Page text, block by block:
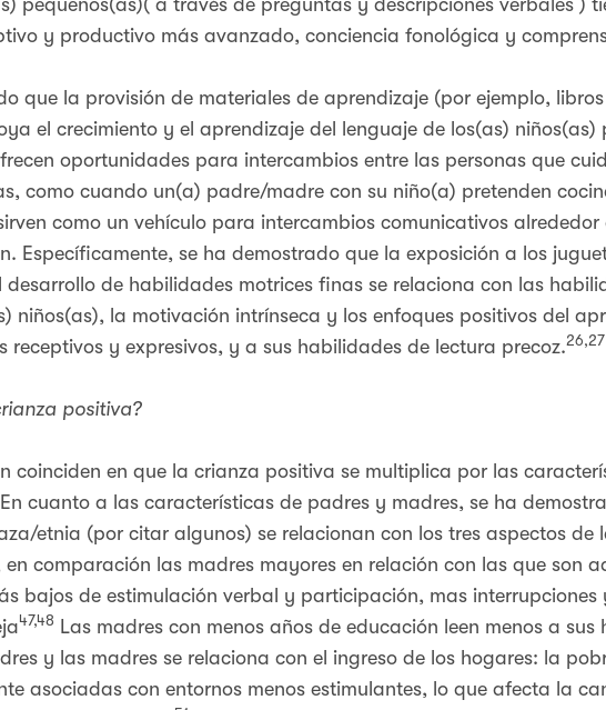
y productivo más avanzado, conciencia fonológica y
que la provisión de materiales de aprendizaje (por ejemplo,
el crecimiento y el aprendizaje del lenguaje de los(as) niños(as)
oportunidades para intercambios entre las personas que
como cuando un(a) padre/madre con su niño(a) pretenden
como un vehículo para intercambios comunicativos alrededor
Específicamente, se ha demostrado que la exposición a los
de habilidades motrices finas se relaciona con las
niños(as), la motivación intrínseca y los enfoques positivos del
receptivos y expresivos, y a sus habilidades de lectura precoz.26,27
positiva?
coinciden en que la crianza positiva se multiplica por las
cuanto a las características de padres y madres, se ha
etnia (por citar algunos) se relacionan con los tres aspectos de
comparación las madres mayores en relación con las que son
bajos de estimulación verbal y participación, mas
47,48 Las madres con menos años de educación leen menos a sus
y las madres se relaciona con el ingreso de los hogares: la
asociadas con entornos menos estimulantes, lo que afecta la